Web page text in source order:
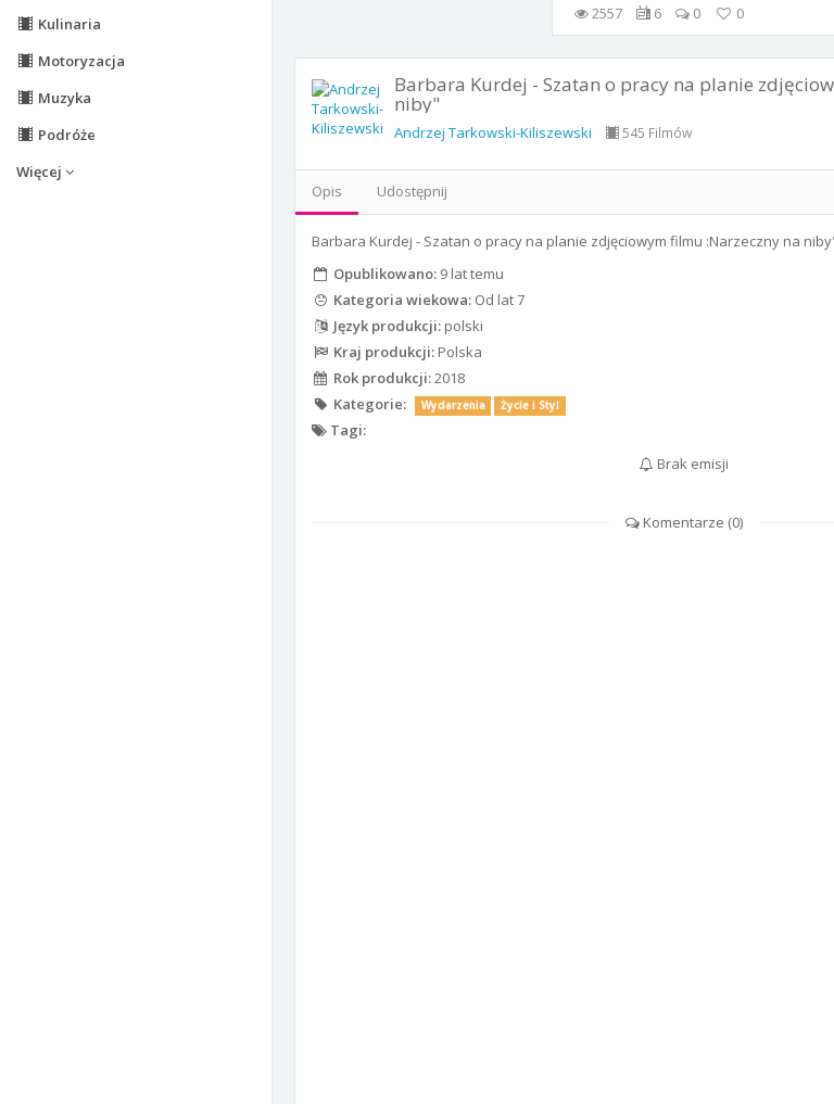
Kulinaria
Motoryzacja
Muzyka
Podróże
Więcej
2557 6 0 0
Barbara Kurdej - Szatan o pracy na planie
niby"
Andrzej Tarkowski-Kiliszewski 545 Filmów
Opis Udostępnij
Barbara Kurdej - Szatan o pracy na planie zdjęciowym filmu :Narzeczny na
Opublikowano: 9 lat temu
Kategoria wiekowa:Od lat 7
Język produkcji:polski
Kraj produkcji:Polska
Rok produkcji:2018
Kategorie:
Wydarzenia Życie i Styl
Tagi:
Brak emisji
Komentarze (0)